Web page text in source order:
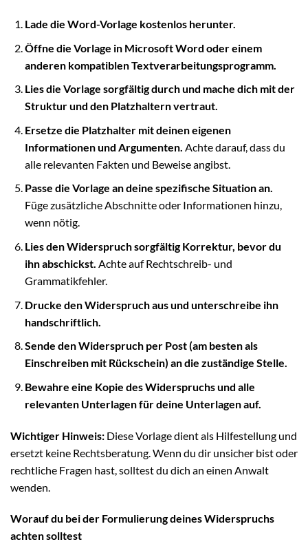
Lade die Word-Vorlage kostenlos herunter.
Öffne die Vorlage in Microsoft Word oder einem
anderen kompatiblen Textverarbeitungsprogramm.
Lies die Vorlage sorgfältig durch und mache dich mit der
Struktur und den Platzhaltern vertraut.
Ersetze die Platzhalter mit deinen eigenen
Informationen und Argumenten. Achte darauf, dass du
alle relevanten Fakten und Beweise angibst.
Passe die Vorlage an deine spezifische Situation an.
Füge zusätzliche Abschnitte oder Informationen hinzu,
wenn nötig.
Lies den Widerspruch sorgfältig Korrektur, bevor du
ihn abschickst. Achte auf Rechtschreib- und
Grammatikfehler.
Drucke den Widerspruch aus und unterschreibe ihn
handschriftlich.
Sende den Widerspruch per Post (am besten als
Einschreiben mit Rückschein) an die zuständige Stelle.
Bewahre eine Kopie des Widerspruchs und alle
relevanten Unterlagen für deine Unterlagen auf.
Wichtiger Hinweis: Diese Vorlage dient als Hilfestellung und
ersetzt keine Rechtsberatung. Wenn du dir unsicher bist oder
rechtliche Fragen hast, solltest du dich an einen Anwalt
wenden.
Worauf du bei der Formulierung deines Widerspruchs
achten solltest